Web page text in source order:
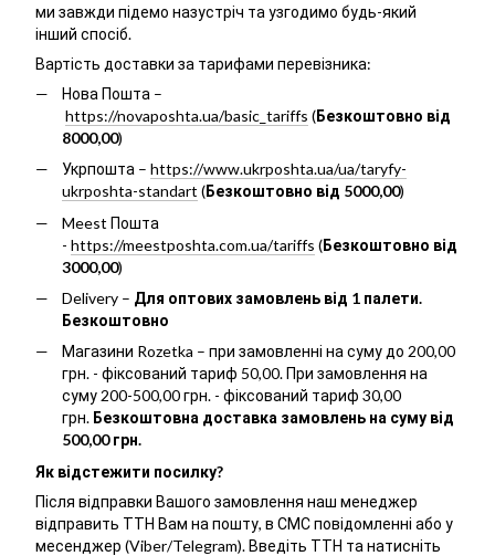
ми завжди підемо назустріч та узгодимо будь-який
інший спосіб.
Вартість доставки за тарифами перевізника:
Нова Пошта –
https://novaposhta.ua/basic_tariffs (Безкоштовно від
8000,00)
Укрпошта – https://www.ukrposhta.ua/ua/taryfy-
ukrposhta-standart (Безкоштовно від 5000,00)
Meest Пошта
- https://meestposhta.com.ua/tariffs (Безкоштовно від
3000,00)
Delivery – Для оптових замовлень від 1 палети.
Безкоштовно
Магазини Rozetka – при замовленні на суму до 200,00
грн. - фіксований тариф 50,00. При замовлення на
суму 200-500,00 грн. - фіксований тариф 30,00
грн. Безкоштовна доставка замовлень на суму від
500,00 грн.
Як відстежити посилку?
Після відправки Вашого замовлення наш менеджер
відправить ТТН Вам на пошту, в СМС повідомленні або у
месенджер (Viber/Telegram). Введіть ТТН та натисніть